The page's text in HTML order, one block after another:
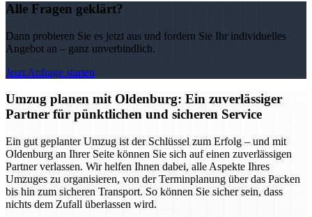
Alle Fragen geklärt?
Dann probieren Sie es jetzt aus und fordern Sie Ihr individuelles
Angebot an – ganz unverbindlich.
Jetzt Anfrage starten
Umzug planen mit Oldenburg: Ein zuverlässiger
Partner für pünktlichen und sicheren Service
Ein gut geplanter Umzug ist der Schlüssel zum Erfolg – und mit
Oldenburg an Ihrer Seite können Sie sich auf einen zuverlässigen
Partner verlassen. Wir helfen Ihnen dabei, alle Aspekte Ihres
Umzuges zu organisieren, von der Terminplanung über das Packen
bis hin zum sicheren Transport. So können Sie sicher sein, dass
nichts dem Zufall überlassen wird.